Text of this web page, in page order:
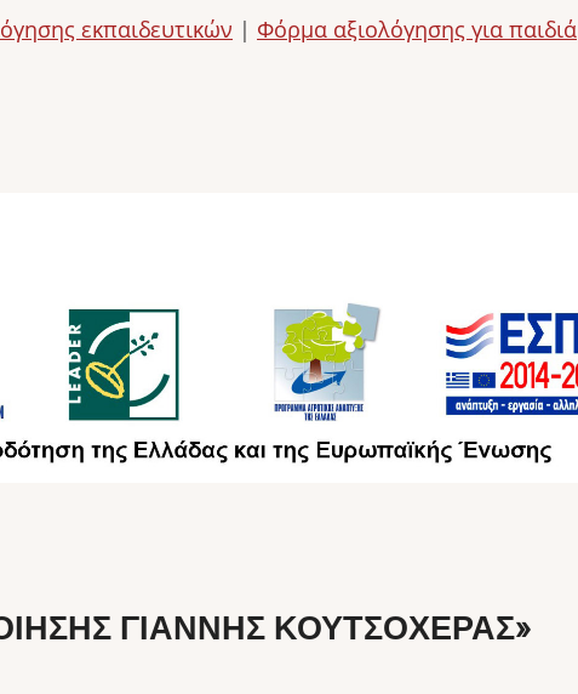
εκπαιδευτικών | Φόρμα αξιολόγησης για παιδιά
ΓΙΑΝΝΗΣ ΚΟΥΤΣΟΧΕΡΑΣ»